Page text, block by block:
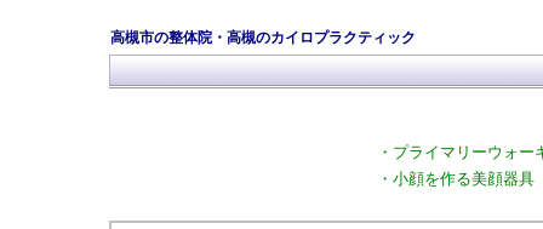
高槻市の整体院・高槻のカイロプラクティック
・ プライマリーウォー
・ 小顔を作る美顔器具